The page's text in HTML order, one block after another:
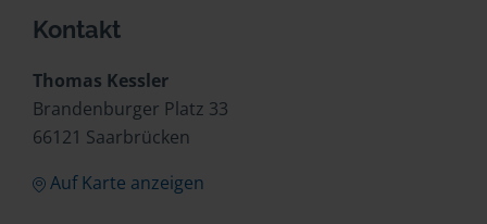
Kontakt
Thomas Kessler
Brandenburger Platz 33
66121 Saarbrücken
Auf Karte anzeigen